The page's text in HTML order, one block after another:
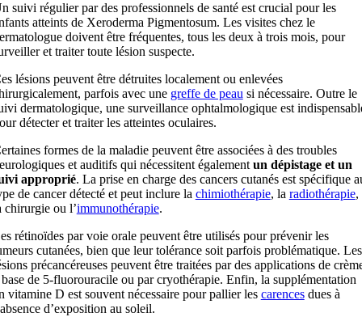
suivi régulier par des professionnels de santé est crucial pour les
atteints de Xeroderma Pigmentosum. Les visites chez le
doivent être fréquentes, tous les deux à trois mois, pour
et traiter toute lésion suspecte.
lésions peuvent être détruites localement ou enlevées
parfois avec une greffe de peausi nécessaire. Outre le
dermatologique, une surveillance ophtalmologique est
détecter et traiter les atteintes oculaires.
formes de la maladie peuvent être associées à des troubles
et auditifs qui nécessitent égalementun dépistage et un
approprié. La prise en charge des cancers cutanés est spécifique
de cancer détecté et peut inclure la chimiothérapie, la radiothérapie,
chirurgie ou l’immunothérapie.
rétinoïdes par voie orale peuvent être utilisés pour prévenir les
cutanées, bien que leur tolérance soit parfois problématique. Les
précancéreuses peuvent être traitées par des applications de
de 5-fluorouracile ou par cryothérapie. Enfin, la supplémentation
vitamine D est souvent nécessaire pour pallier les carencesdues à
d’exposition au soleil.